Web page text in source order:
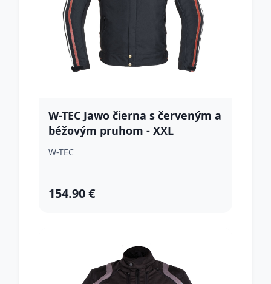
W-TEC Jawo čierna s červeným a
béžovým pruhom - XXL
W-TEC
154.90 €